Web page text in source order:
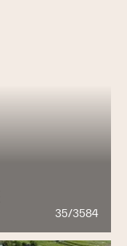
35/3584